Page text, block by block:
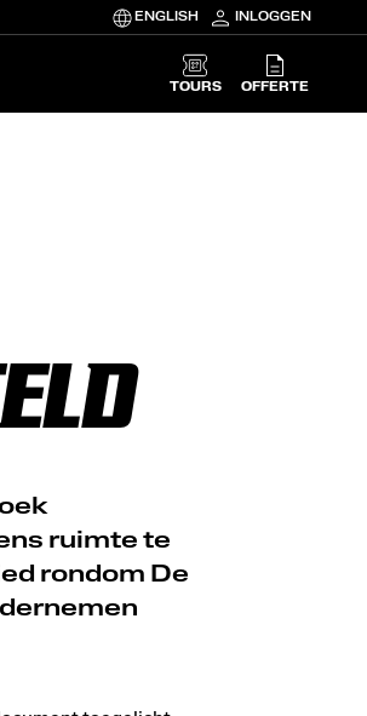
ENGLISH INLOGGEN
TOURS
OFFERTE
ruimte te
rondom De